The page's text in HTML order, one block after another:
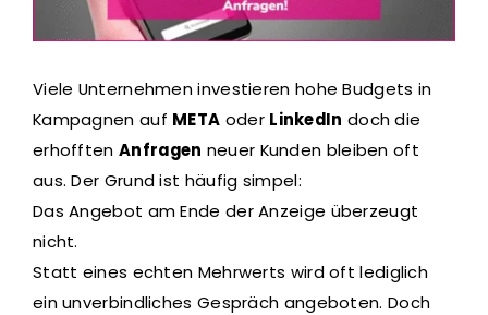
Viele Unternehmen investieren hohe Budgets in
Kampagnen auf META oder LinkedIn doch die
erhofften Anfragen neuer Kunden bleiben oft
aus. Der Grund ist häufig simpel:
Das Angebot am Ende der Anzeige überzeugt
nicht.
Statt eines echten Mehrwerts wird oft lediglich
ein unverbindliches Gespräch angeboten. Doch